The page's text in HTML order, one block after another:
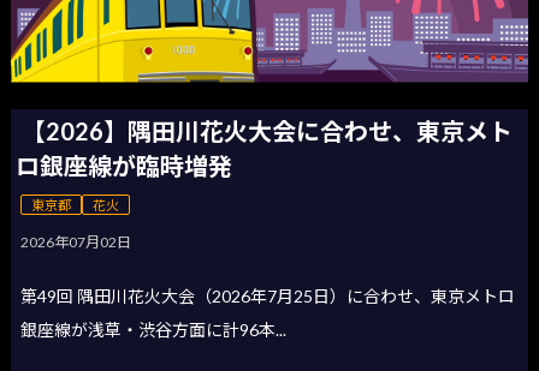
【2026】隅田川花火大会に合わせ、東京メト
ロ銀座線が臨時増発
東京都 花火
2026年07月02日
第49回 隅田川花火大会（2026年7月25日）に合わせ、東京メトロ
銀座線が浅草・渋谷方面に計96本...